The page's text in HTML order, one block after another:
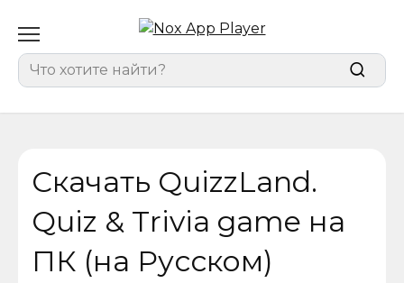
содержанию
for:
Скачать QuizzLand.
Quiz & Trivia game на
ПК (на Русском)